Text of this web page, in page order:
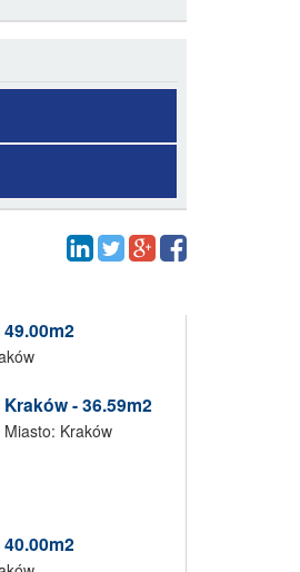
Kraków - 36.59m2
Miasto: Kraków